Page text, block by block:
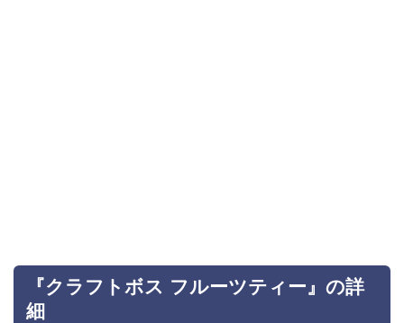
『クラフトボス フルーツティー』の詳
細